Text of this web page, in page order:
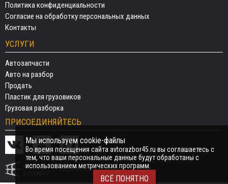
Политика конфиденциальности
Согласие на обработку персональных данных
Контакты
УСЛУГИ
Автозапчасти
Авто на разбор
Продать
Пластик для грузовиков
Грузовая разборка
ПРИСОЕДИНЯЙТЕСЬ
СДЕЛАНО
Мы используем cookie-файлы
Во время посещения сайта avtorazbor45.ru вы соглашаетесь с
тем, что ваши персональные данные будут обработаны с
использованием метрических программ.
ВСЁ ПОНЯТНО